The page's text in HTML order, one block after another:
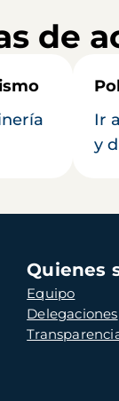
de
Ir
y
Navegación
principal
Quienes
Equipo
Delegaciones